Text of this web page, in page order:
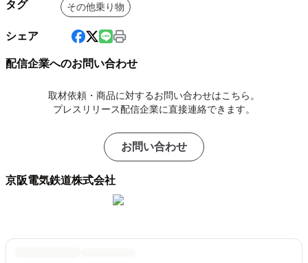
タグ その他乗り物
シェア
配信企業へのお問い合わせ
取材依頼・商品に対するお問い合わせはこちら。
プレスリリース配信企業に直接連絡できます。
お問い合わせ
京阪電気鉄道株式会社